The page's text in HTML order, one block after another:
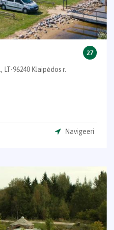
27
LT-96240 Klaipėdos r.
Navigeeri